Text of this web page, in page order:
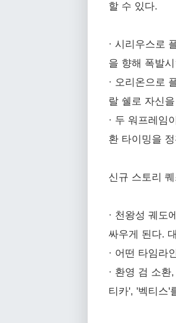
할 수 있다.
· 시리우스로
을 향해 폭발
· 오리온으로
랄 쉘로 자신
· 두 워프레임
환 타이밍을
신규 스토리
· 천왕성 궤도
싸우게 된다.
· 어떤 타임라
· 환영 검 소
티카', '벡티스'